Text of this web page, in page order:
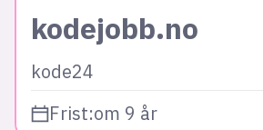
kodejobb.no
kode24
Frist:om 9 år